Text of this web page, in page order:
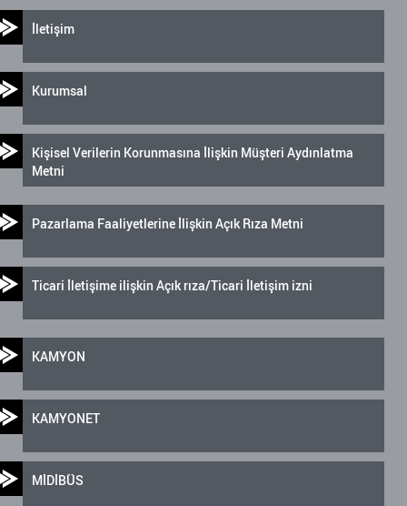
İletişim
Kurumsal
Kişisel Verilerin Korunmasına İlişkin Müşteri Aydınlatma
Metni
Pazarlama Faaliyetlerine İlişkin Açık Rıza Metni
Ticari İletişime ilişkin Açık rıza/Ticari İletişim izni
KAMYON
KAMYONET
MİDİBÜS